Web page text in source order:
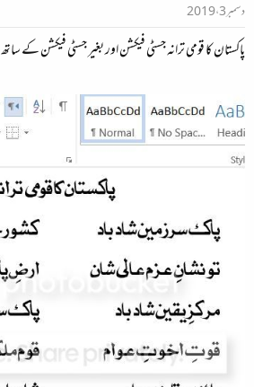
دسمبر 3، 2019
پاکستان کا قومی ترانہ جسٹی فیکشن اور بغیر جسٹی فیکشن کے ساتھ